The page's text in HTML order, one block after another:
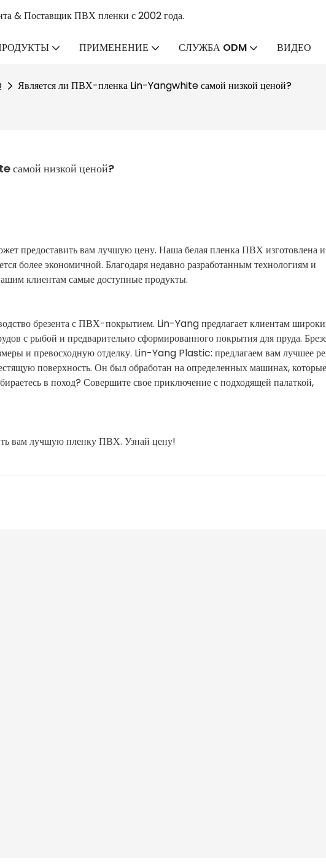
& Поставщик ПВХ пленки с 2002 года.
ПРИМЕНЕНИЕ СЛУЖБА ODM ВИДЕО
Является ли ПВХ-пленка Lin-Yangwhite самой низкой ценой?
низкой ценой?
предоставить вам лучшую цену. Наша белая пленка ПВХ изготовлена
более экономичной. Благодаря недавно разработанным технологиям и
клиентам самые доступные продукты.
брезента с ПВХ-покрытием. Lin-Yang предлагает клиентам
с рыбой и предварительно сформированного покрытия для пруда.
и превосходную отделку. Lin-Yang Plastic: предлагаем вам лучшее
поверхность. Он был обработан на определенных машинах, которые
в поход? Совершите свое приключение с подходящей палаткой,
вам лучшую пленку ПВХ. Узнай цену!